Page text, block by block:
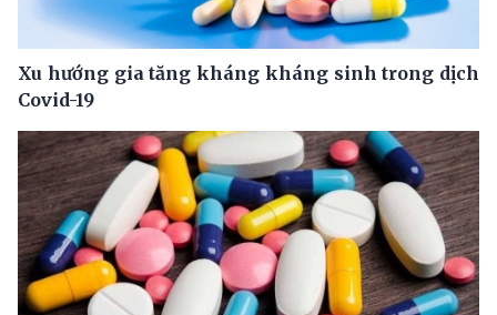
Xu hướng gia tăng kháng kháng sinh trong dịch
Covid-19